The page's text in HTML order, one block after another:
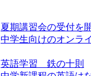
夏期講習会の受付を
中学生向けのオンラ
英語学習 鉄の十則